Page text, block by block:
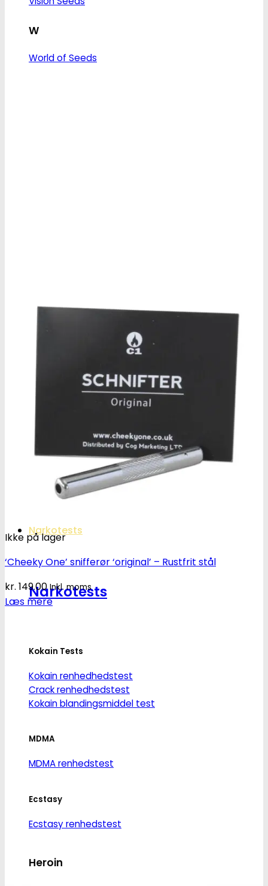
W
World of Seeds
Oplev ALLe vores
brands lige her
Narkotests
Narkotests
Kokain Tests
Kokain renhedhedstest
Crack renhedhedstest
Kokain blandingsmiddel test
MDMA
MDMA renhedstest
Ecstasy
Ecstasy renhedstest
Heroin
Ikke på lager
‘Cheeky One’ snifferør ‘original’ – Rustfrit stål
kr. 149.00 Inkl. moms
Læs mere